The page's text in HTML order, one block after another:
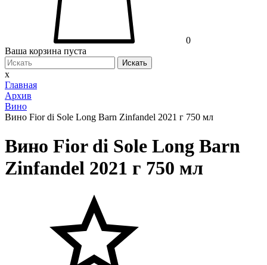
0
Ваша корзина пуста
Искать
x
Главная
Архив
Вино
Вино Fior di Sole Long Barn Zinfandel 2021 г 750 мл
Вино Fior di Sole Long Barn
Zinfandel 2021 г 750 мл